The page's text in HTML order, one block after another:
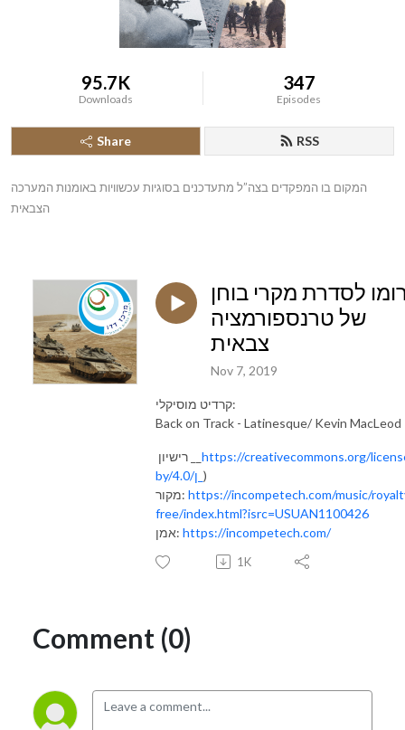
95.7K
Downloads
347
Episodes
Share RSS
המקום בו המפקדים בצה”ל מתעדכנים בסוגיות עכשוויות באומנות המערכה
הצבאית
לסדרת מקרי בוחן
של טרנספורמציה
צבאית
Nov 7, 2019
קרדיט מוסיקלי:
Back on Track - Latinesque/ Kevin MacLeod
https://creativecommons.org/
by/4.0/ )
מקור: https://incompetech.com/music/
free/index.html?isrc=USUAN1100426
אמן: https://incompetech.com/
1K
Comment (0)